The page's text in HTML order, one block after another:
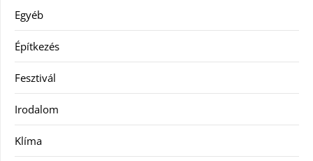
Egyéb
Építkezés
Fesztivál
Irodalom
Klíma